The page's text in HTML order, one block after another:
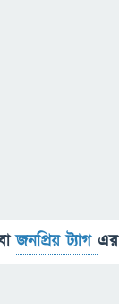
জনপ্রিয় ট্যাগ